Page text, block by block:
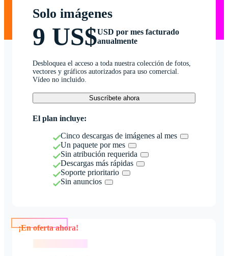
Solo imágenes
9 US$USD por mes facturado
anualmente
Desbloquea el acceso a toda nuestra colección de fotos,
vectores y gráficos autorizados para uso comercial.
Vídeo no incluido.
Suscríbete ahora
El plan incluye:
Cinco descargas de imágenes al mes
Un paquete por mes
Sin atribución requerida
Descargas más rápidas
Soporte prioritario
Sin anuncios